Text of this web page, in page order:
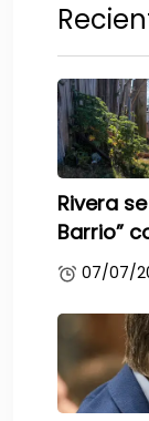
Rivera
Barrio”
07/07/